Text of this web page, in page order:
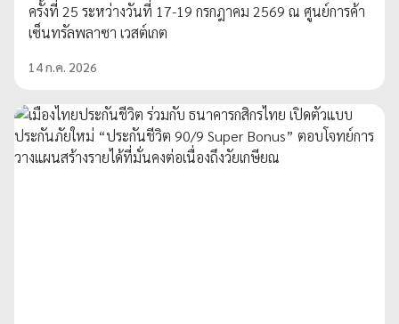
ครั้งที่ 25 ระหว่างวันที่ 17-19 กรกฎาคม 2569 ณ ศูนย์การค้า
เซ็นทรัลพลาซา เวสต์เกต
14 ก.ค. 2026